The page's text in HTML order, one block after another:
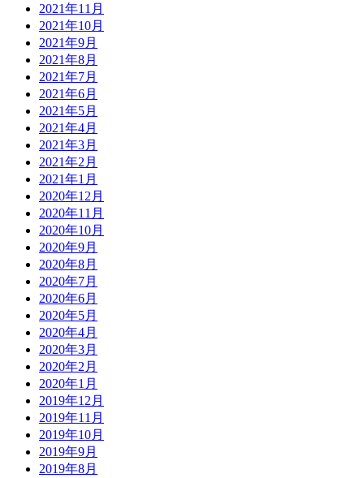
2021年11月
2021年10月
2021年9月
2021年8月
2021年7月
2021年6月
2021年5月
2021年4月
2021年3月
2021年2月
2021年1月
2020年12月
2020年11月
2020年10月
2020年9月
2020年8月
2020年7月
2020年6月
2020年5月
2020年4月
2020年3月
2020年2月
2020年1月
2019年12月
2019年11月
2019年10月
2019年9月
2019年8月